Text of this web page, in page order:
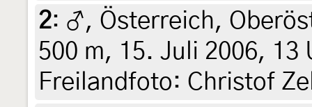
2: ♂, Österreich,
500 m, 15. Juli 2006,
Freilandfoto: Christof